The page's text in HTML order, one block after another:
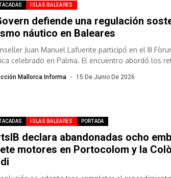
ISLAS BALEARES
defiende una regulación
náutico en Baleares
Juan Manuel Lafuente participó en el III
celebrado en Palma. El encuentro abordó los
Mallorca Informa 15 De Junio De 2026
ISLAS BALEARES PORTADA
declara abandonadas ocho
motores en Portocolom y la